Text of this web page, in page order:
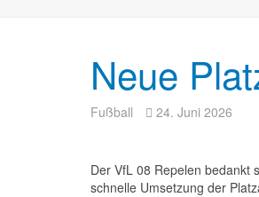
Neue
Fußball 24. Juni 2026
Der VfL 08 Repelen bedankt
schnelle Umsetzung der